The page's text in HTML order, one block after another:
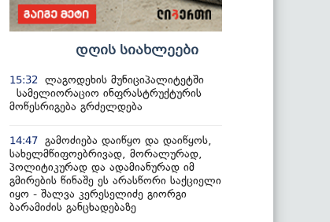
დღის სიახლეები
15:32
ლაგოდეხის მუნიციპალიტეტში
სამელიორაციო ინფრასტრუქტურის
მოწესრიგება გრძელდება
14:47 გამოძიება დაიწყო და დაიწყოს,
სახელმწიფოებრივად, მორალურად,
პოლიტიკურად და ადამიანურად იმ
გმირების წინაშე ეს არასწორი საქციელი
იყო - შალვა კერესელიძე გიორგი
ბარამიძის განცხადებაზე